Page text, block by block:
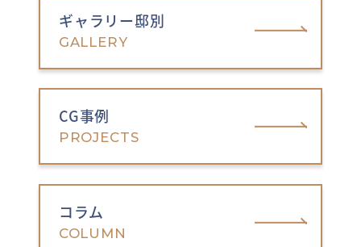
ギャラリー邸別
GALLERY
CG事例
PROJECTS
コラム
COLUMN